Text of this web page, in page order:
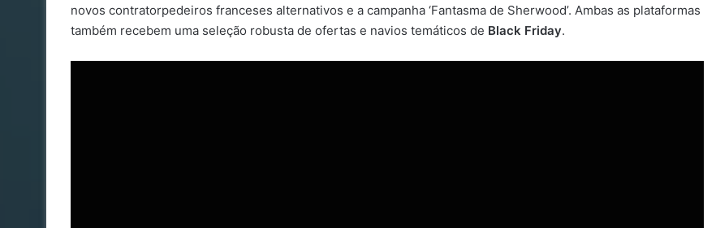
novos contratorpedeiros franceses alternativos e a campanha ‘Fantasma de Sherwood’. Ambas as plataformas
também recebem uma seleção robusta de ofertas e navios temáticos de Black Friday.